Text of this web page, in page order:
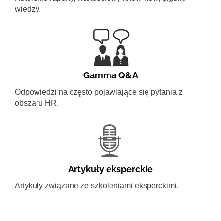
wiedzy.
Gamma Q&A
Odpowiedzi na często pojawiające się pytania z
obszaru HR.
Artykuły eksperckie
Artykuły związane ze szkoleniami eksperckimi.